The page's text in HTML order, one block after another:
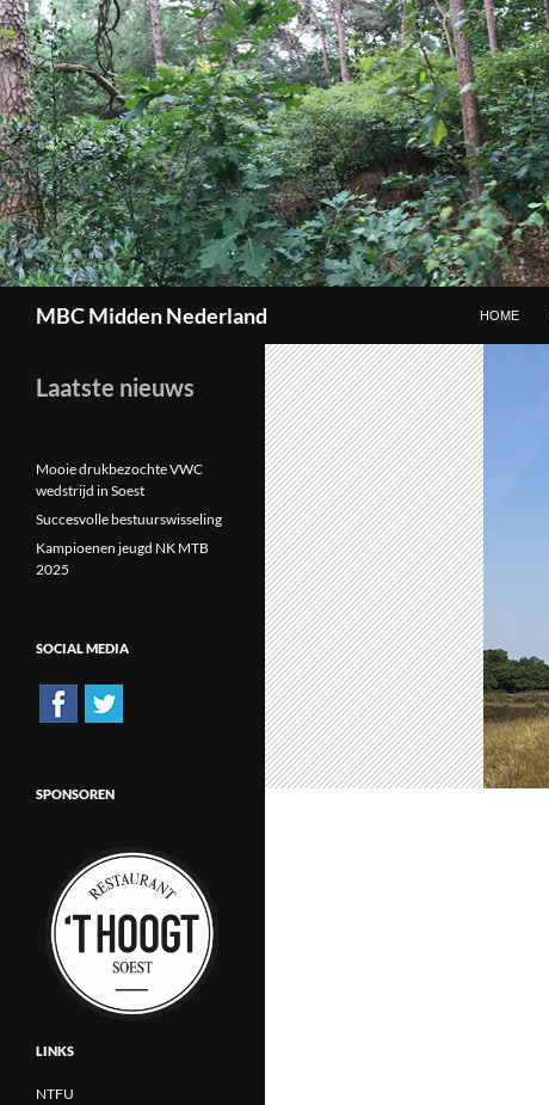
MBC Midden Nederland HOME
Laatste nieuws
Mooie drukbezochte VWC
wedstrijd in Soest
Succesvolle bestuurswisseling
Kampioenen jeugd NK MTB
2025
SOCIAL MEDIA
SPONSOREN
LINKS
NTFU